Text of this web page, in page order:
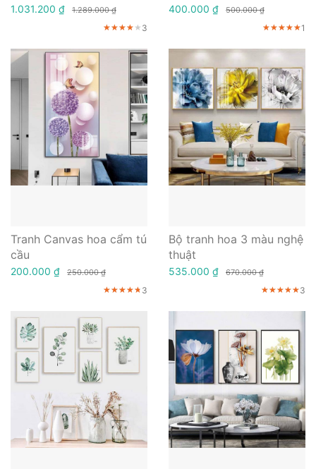
1.031.200 ₫ 1.289.000 ₫
★★★★★
★★★★★
★★★★★ 3
400.000 ₫ 500.000 ₫
★★★★★
★★★★★
★★★★★1
Tranh Canvas hoa cẩm tú
cầu
200.000 ₫ 250.000 ₫
★★★★★
★★★★★
★★★★★ 3
Bộ tranh hoa 3 màu nghệ
thuật
535.000 ₫ 670.000 ₫
★★★★★
★★★★★
★★★★★3